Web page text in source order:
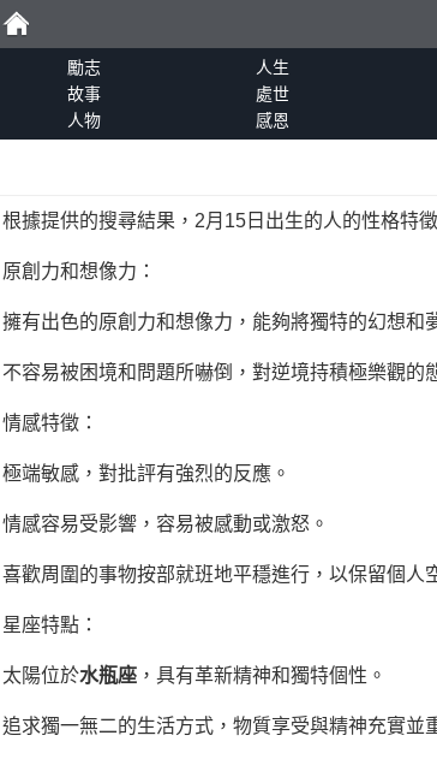
勵
勵志 人生
故事
處世
人物
感恩
根據提供的搜尋結果，2月15日出生的人的性格特
原創力和想像力：
擁有出色的原創力和想像力，能夠將獨特的幻想和
不容易被困境和問題所嚇倒，對逆境持積極樂觀的
情感特徵：
極端敏感，對批評有強烈的反應。
情感容易受影響，容易被感動或激怒。
喜歡周圍的事物按部就班地平穩進行，以保留個人
星座特點：
太陽位於水瓶座，具有革新精神和獨特個性。
追求獨一無二的生活方式，物質享受與精神充實並